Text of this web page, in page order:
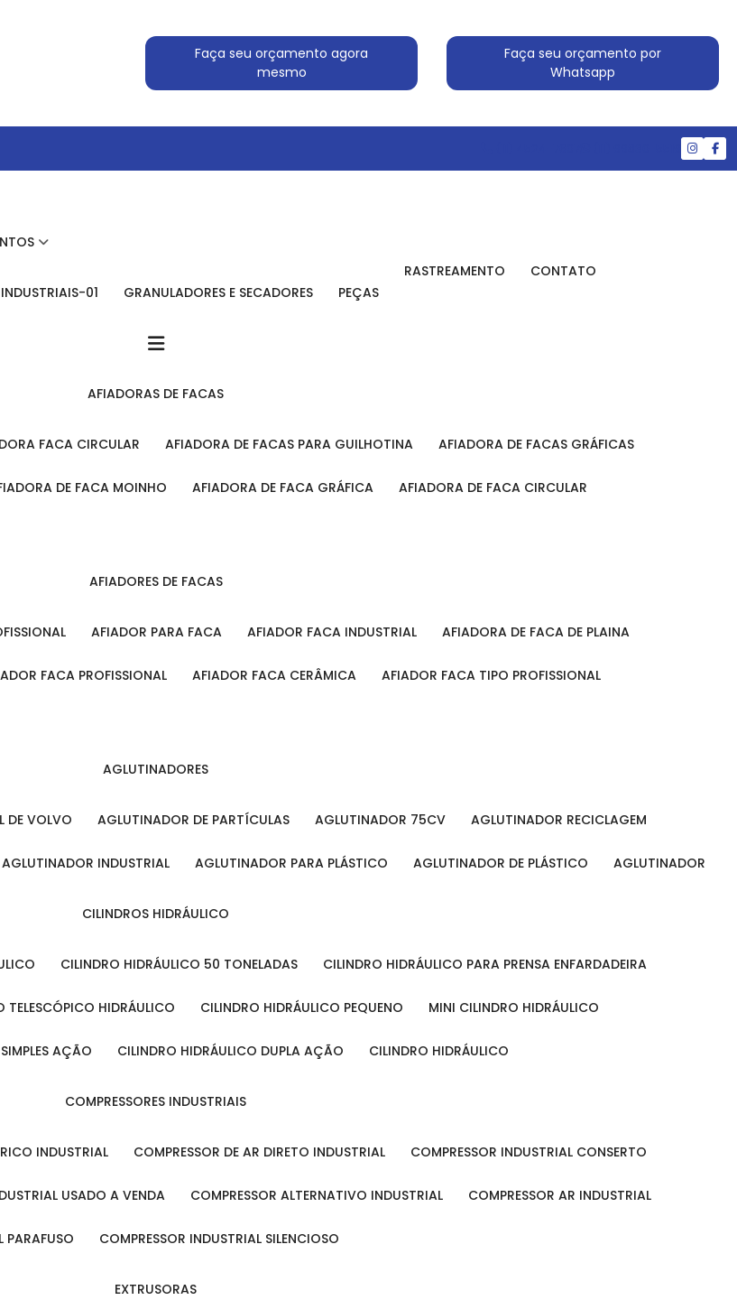
Faça seu orçamento agora
mesmo
Faça seu orçamento por
Whatsapp
INDUSTRIAIS-01 GRANULADORES E SECADORES PEÇAS
RASTREAMENTO CONTATO
AFIADORAS DE FACAS
FACA CIRCULAR AFIADORA DE FACAS PARA GUILHOTINA AFIADORA DE FACAS GRÁFICAS
DE FACA MOINHO AFIADORA DE FACA GRÁFICA AFIADORA DE FACA CIRCULAR
AFIADORES DE FACAS
AFIADOR PARA FACA AFIADOR FACA INDUSTRIAL AFIADORA DE FACA DE PLAINA
FACA PROFISSIONAL AFIADOR FACA CERÂMICA AFIADOR FACA TIPO PROFISSIONAL
AGLUTINADORES
DE VOLVO AGLUTINADOR DE PARTÍCULAS AGLUTINADOR 75CV AGLUTINADOR RECICLAGEM
AGLUTINADOR INDUSTRIAL AGLUTINADOR PARA PLÁSTICO AGLUTINADOR DE PLÁSTICO AGLUTINADOR
CILINDROS HIDRÁULICO
CILINDRO HIDRÁULICO 50 TONELADAS CILINDRO HIDRÁULICO PARA PRENSA ENFARDADEIRA
TELESCÓPICO HIDRÁULICO CILINDRO HIDRÁULICO PEQUENO MINI CILINDRO HIDRÁULICO
AÇÃO CILINDRO HIDRÁULICO DUPLA AÇÃO CILINDRO HIDRÁULICO
COMPRESSORES INDUSTRIAIS
INDUSTRIAL COMPRESSOR DE AR DIRETO INDUSTRIAL COMPRESSOR INDUSTRIAL CONSERTO
USADO A VENDA COMPRESSOR ALTERNATIVO INDUSTRIAL COMPRESSOR AR INDUSTRIAL
PARAFUSO COMPRESSOR INDUSTRIAL SILENCIOSO
EXTRUSORAS